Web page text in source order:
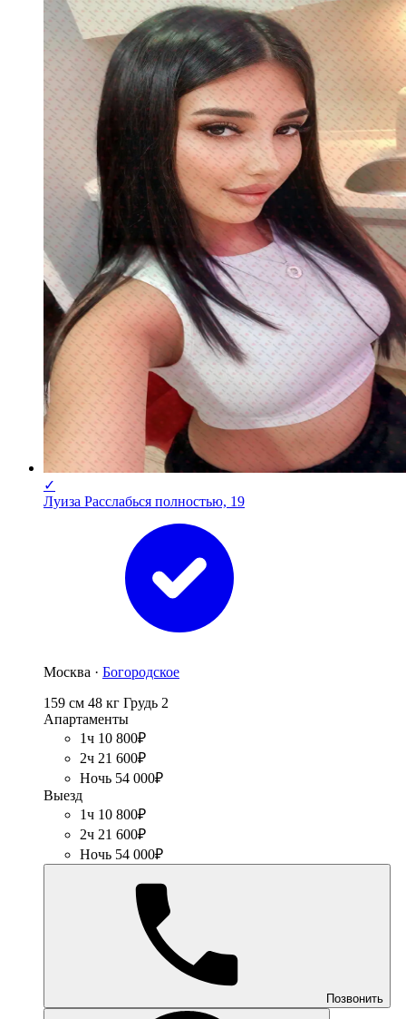
✓
Луиза Расслабься полностью, 19
Москва · Богородское
159 см 48 кг Грудь 2
Апартаменты
1ч 10 800₽
2ч 21 600₽
Ночь 54 000₽
Выезд
1ч 10 800₽
2ч 21 600₽
Ночь 54 000₽
Позвонить